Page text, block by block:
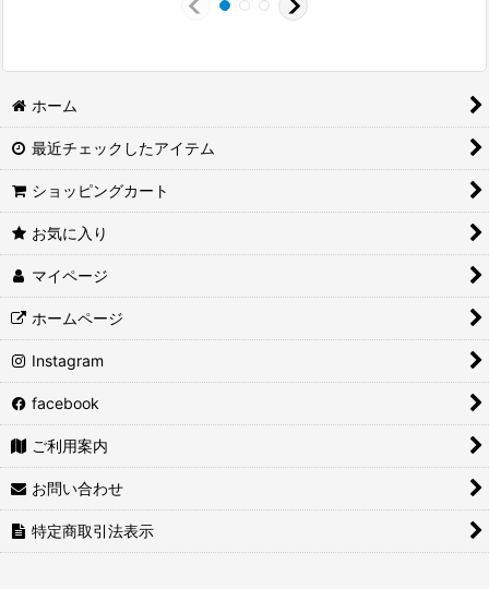
ホーム
最近チェックしたアイテム
ショッピングカート
お気に入り
マイページ
ホームページ
Instagram
facebook
ご利用案内
お問い合わせ
特定商取引法表示